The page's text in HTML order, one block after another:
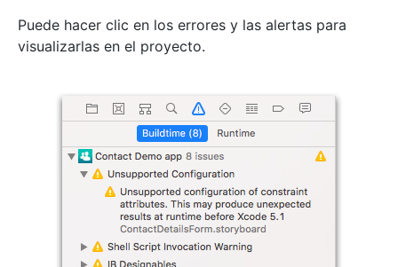
Puede hacer clic en los errores y las alertas para
visualizarlas en el proyecto.